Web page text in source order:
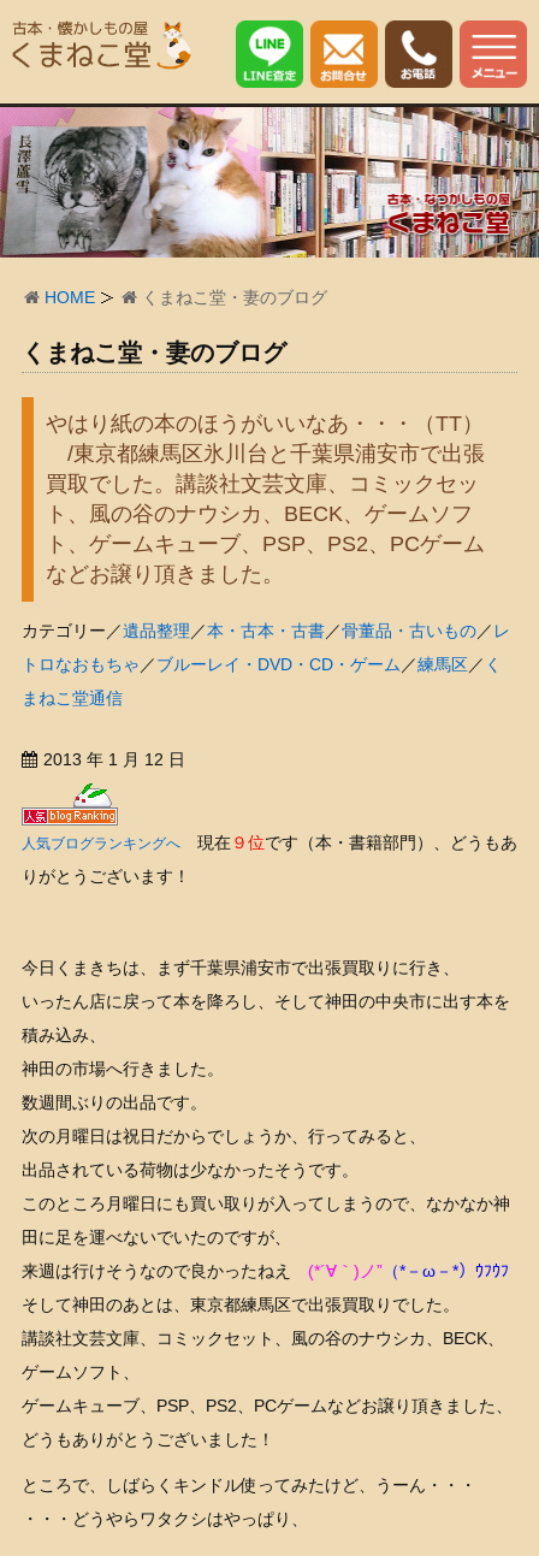
HOME くまねこ堂・妻のブログ
くまねこ堂・妻のブログ
やはり紙の本のほうがいいなあ・・・（TT）
/東京都練馬区氷川台と千葉県浦安市で出張
買取でした。講談社文芸文庫、コミックセッ
ト、風の谷のナウシカ、BECK、ゲームソフ
ト、ゲームキューブ、PSP、PS2、PCゲーム
などお譲り頂きました。
カテゴリー／遺品整理 ／本・古本・古書／骨董品・古いもの／ レ
トロなおもちゃ ／ブルーレイ・DVD・CD・ゲーム ／練馬区／ く
まねこ堂通信
2013 年 1 月 12 日
人気ブログランキングへ現在９位です（本・書籍部門）、どうもあ
りがとうございます！
今日くまきちは、まず千葉県浦安市で出張買取りに行き、
いったん店に戻って本を降ろし、そして神田の中央市に出す本を
積み込み、
神田の市場へ行きました。
数週間ぶりの出品です。
次の月曜日は祝日だからでしょうか、行ってみると、
出品されている荷物は少なかったそうです。
このところ月曜日にも買い取りが入ってしまうので、なかなか神
田に足を運べないでいたのですが、
来週は行けそうなので良かったねえ (*´∀｀)ノ”（*－ω－*）ｳﾌｳﾌ
そして神田のあとは、東京都練馬区で出張買取りでした。
講談社文芸文庫、コミックセット、風の谷のナウシカ、BECK、
ゲームソフト、
ゲームキューブ、PSP、PS2、PCゲームなどお譲り頂きました、
どうもありがとうございました！
ところで、しばらくキンドル使ってみたけど、うーん・・・
・・・どうやらワタクシはやっぱり、